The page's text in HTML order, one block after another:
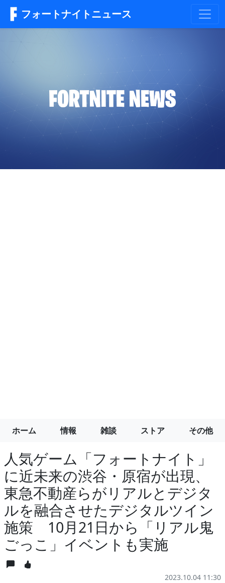
フォートナイトニュース
ホーム 情報 雑談 ストア その他
人気ゲーム「フォートナイト」
に近未来の渋谷・原宿が出現、
東急不動産らがリアルとデジタ
ルを融合させたデジタルツイン
施策 10月21日から「リアル鬼
ごっこ」イベントも実施
2023.10.04 11:30